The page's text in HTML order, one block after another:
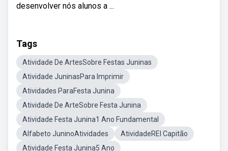
desenvolver nós alunos a ...
Tags
Atividade De ArtesSobre Festas Juninas
Atividade JuninasPara Imprimir
Atividades ParaFesta Junina
Atividade De ArteSobre Festa Junina
Atividade Festa Junina1 Ano Fundamental
Alfabeto JuninoAtividades
AtividadeREI Capitão
Atividade Festa Junina5 Ano